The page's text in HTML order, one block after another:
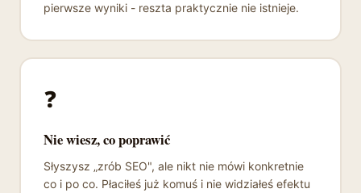
pierwsze wyniki - reszta praktycznie nie istnieje.
❓
Nie wiesz, co poprawić
Słyszysz „zrób SEO", ale nikt nie mówi konkretnie
co i po co. Płaciłeś już komuś i nie widziałeś efektu